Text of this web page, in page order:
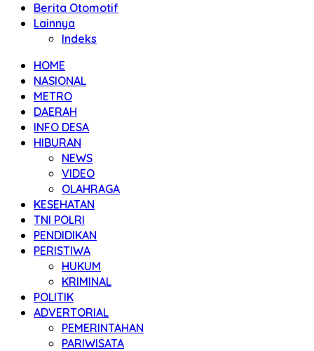
Berita Otomotif
Lainnya
Indeks
HOME
NASIONAL
METRO
DAERAH
INFO DESA
HIBURAN
NEWS
VIDEO
OLAHRAGA
KESEHATAN
TNI POLRI
PENDIDIKAN
PERISTIWA
HUKUM
KRIMINAL
POLITIK
ADVERTORIAL
PEMERINTAHAN
PARIWISATA